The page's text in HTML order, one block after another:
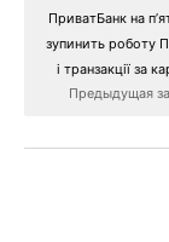
ПриватБанк на
зупинить роботу
і транзакції за
Предыдущая